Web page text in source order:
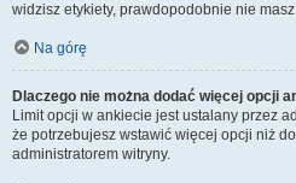
widzisz etykiety, prawdopodobnie nie
Na górę
Dlaczego nie można dodać więcej opcji
Limit opcji w ankiecie jest ustalany przez
że potrzebujesz wstawić więcej opcji niż
administratorem witryny.